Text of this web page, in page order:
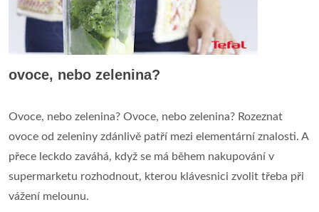
ovoce, nebo zelenina?
Ovoce, nebo zelenina? Ovoce, nebo zelenina? Rozeznat
ovoce od zeleniny zdánlivě patří mezi elementární znalosti. A
přece leckdo zaváhá, když se má během nakupování v
supermarketu rozhodnout, kterou klávesnici zvolit třeba při
vážení melounu.